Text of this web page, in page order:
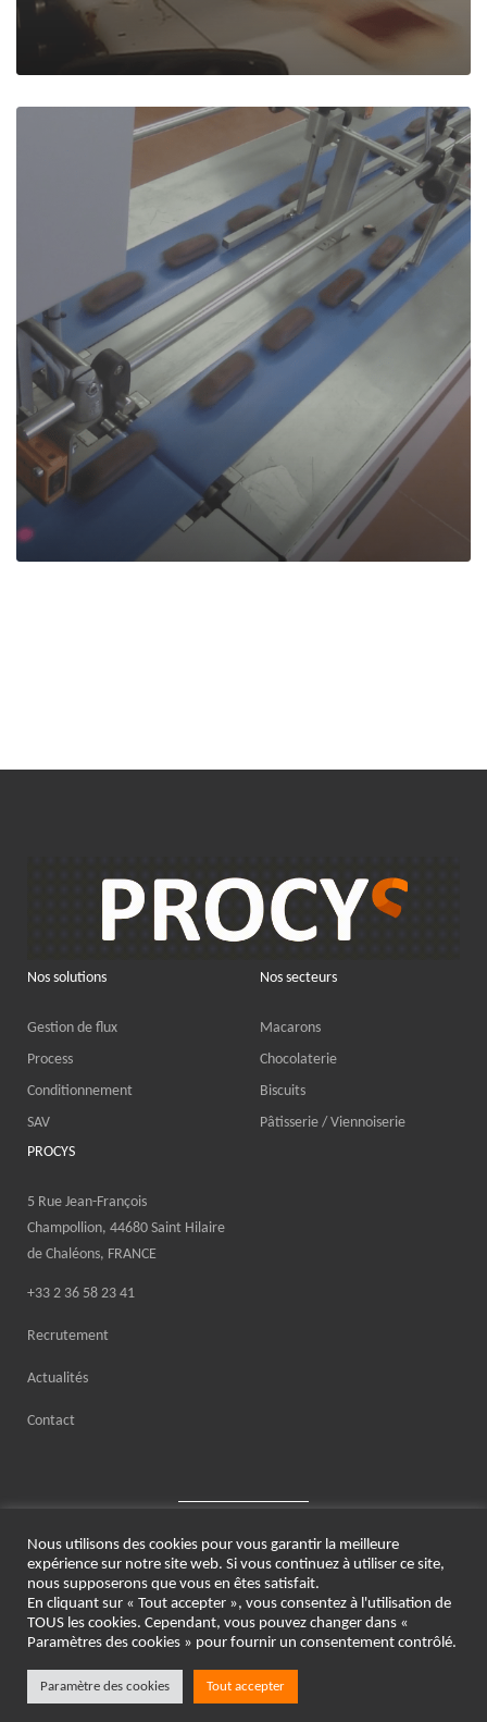
rangs
Retournement /
Indexage
Nos solutions
Gestion de flux
Process
Conditionnement
SAV
Nos secteurs
Macarons
Chocolaterie
Biscuits
Pâtisserie / Viennoiserie
PROCYS
5 Rue Jean-François
Champollion, 44680 Saint Hilaire
de Chaléons, FRANCE
+33 2 36 58 23 41
Recrutement
Actualités
Contact
© 2021 PROCYS
Mentions légales
Nous utilisons des cookies pour vous garantir la meilleure
expérience sur notre site web. Si vous continuez à utiliser ce site,
nous supposerons que vous en êtes satisfait.
En cliquant sur « Tout accepter », vous consentez à l'utilisation de
TOUS les cookies. Cependant, vous pouvez changer dans «
Paramètres des cookies » pour fournir un consentement contrôlé.
Paramètre des cookies Tout accepter